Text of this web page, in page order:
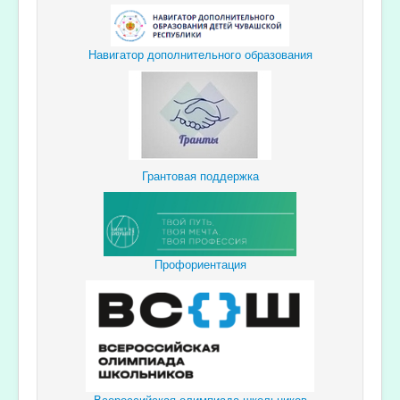
Навигатор дополнительного образования
Грантовая поддержка
Профориентация